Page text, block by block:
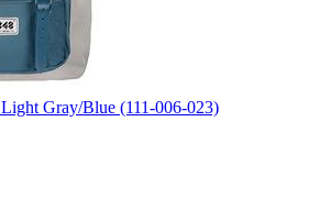
Gray/Blue (111-006-023)